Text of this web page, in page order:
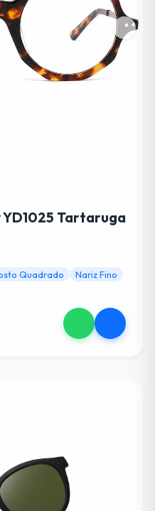
YD1025 Tartaruga
Quadrado
Nariz Fino
ao Carrinho